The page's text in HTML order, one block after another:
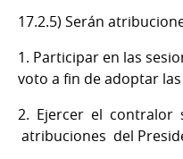
17.2.5) Serán
1. Participar en las
voto a fin de adoptar
2. Ejercer el contralor
atribuciones del